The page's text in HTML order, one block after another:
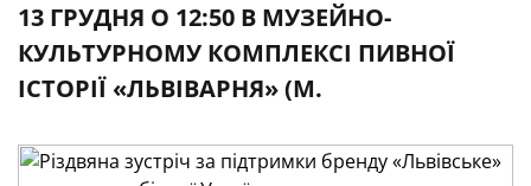
13 ГРУДНЯ О 12:50 В МУЗЕЙНО-
КУЛЬТУРНОМУ КОМПЛЕКСІ ПИВНОЇ
ІСТОРІЇ «ЛЬВІВАРНЯ» (М.